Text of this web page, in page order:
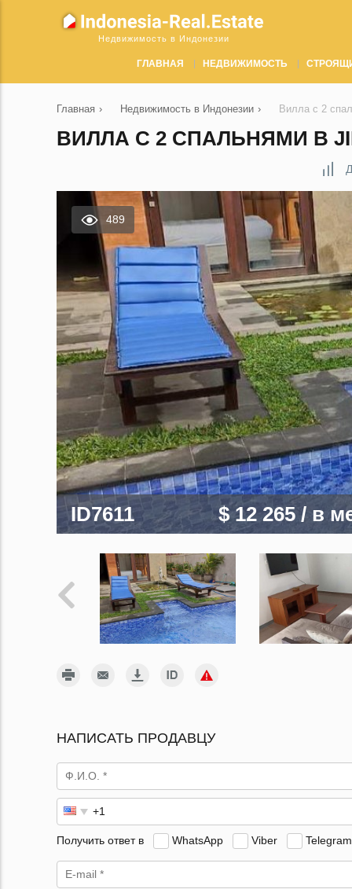
Недвижимость в Индонезии
ГЛАВНАЯ НЕДВИЖИМОСТЬ
Главная › Недвижимость в Индонезии › Вилла с 2
ВИЛЛА С 2 СПАЛЬНЯМИ В
489
ID7611 $ 12 265/ в
НАПИСАТЬ ПРОДАВЦУ
Получить ответ в WhatsApp Viber Telegram